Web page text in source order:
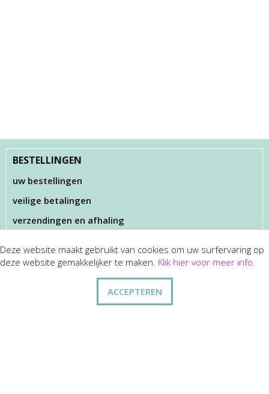
BESTELLINGEN
uw bestellingen
veilige betalingen
verzendingen en afhaling
KLANTENSERVICES
Deze website maakt gebruikt van cookies om uw surfervaring op
deze website gemakkelijker te maken. Klik hier voor meer info.
ACCEPTEREN